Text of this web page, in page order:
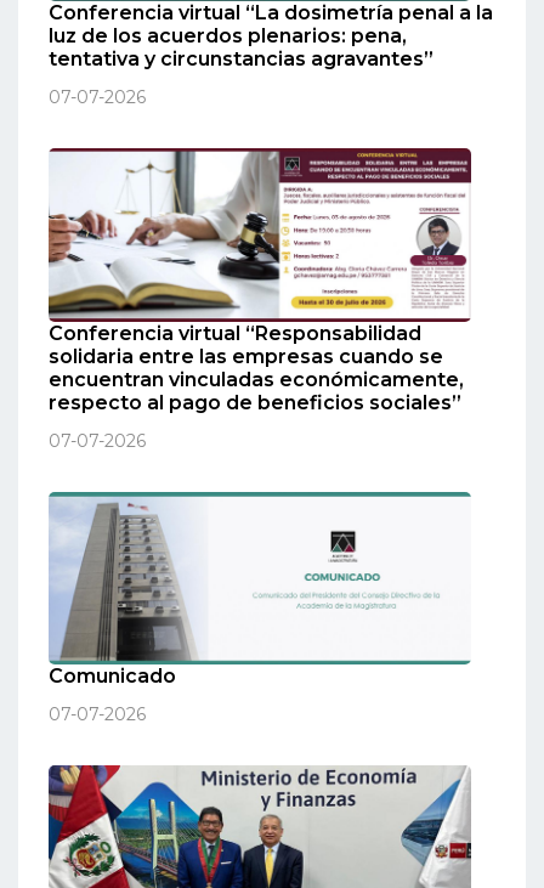
Conferencia virtual “La dosimetría penal a la
luz de los acuerdos plenarios: pena,
tentativa y circunstancias agravantes”
07-07-2026
Conferencia virtual “Responsabilidad
solidaria entre las empresas cuando se
encuentran vinculadas económicamente,
respecto al pago de beneficios sociales”
07-07-2026
Comunicado
07-07-2026